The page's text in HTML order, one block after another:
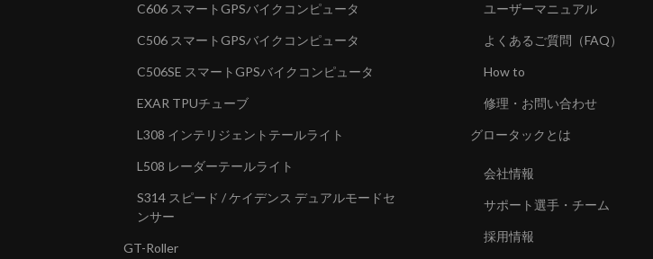
C606 スマートGPSバイクコンピュータ
C506 スマートGPSバイクコンピュータ
C506SE スマートGPSバイクコンピュータ
EXAR TPUチューブ
L308 インテリジェントテールライト
L508 レーダーテールライト
S314 スピード / ケイデンス デュアルモードセ
ンサー
GT-Roller
ユーザーマニュアル
よくあるご質問（FAQ）
How to
修理・お問い合わせ
グロータックとは
会社情報
サポート選手・チーム
採用情報